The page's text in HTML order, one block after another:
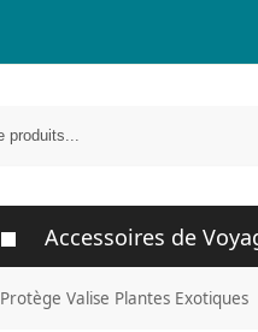
Accessoires de
Protège Valise Plantes Exotiques